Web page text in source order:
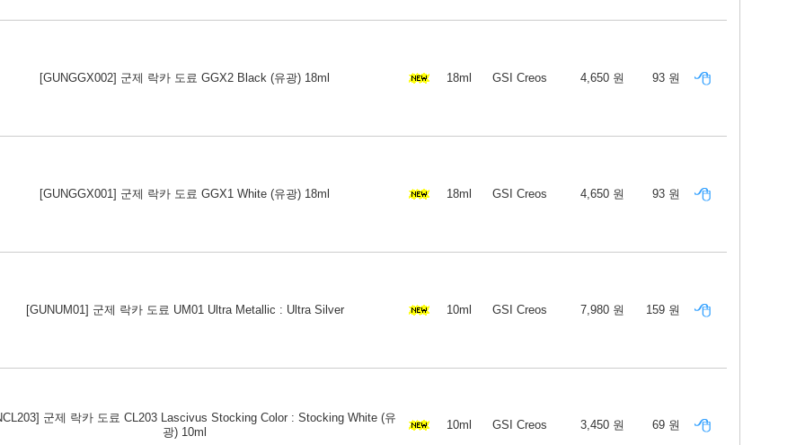
[GUNGGX002] 군제 락카 도료 GGX2 Black (유광) 18ml 18ml GSI Creos 4,650 원 93 원
[GUNGGX001] 군제 락카 도료 GGX1 White (유광) 18ml 18ml GSI Creos 4,650 원 93 원
[GUNUM01] 군제 락카 도료 UM01 Ultra Metallic : Ultra Silver 10ml GSI Creos 7,980 원 159 원
군제 락카 도료 CL203 Lascivus Stocking Color : Stocking White (유
광) 10ml
10ml GSI Creos 3,450 원 69 원